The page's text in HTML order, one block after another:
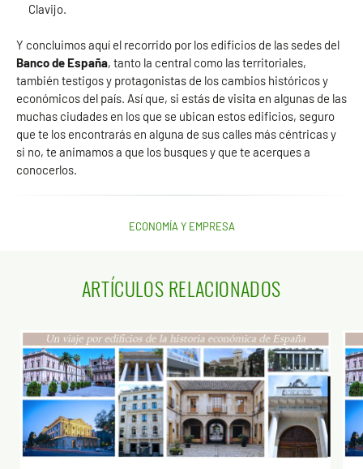
Clavijo.
Y concluimos aquí el recorrido por los edificios de las sedes del
Banco de España, tanto la central como las territoriales,
también testigos y protagonistas de los cambios históricos y
económicos del país. Así que, si estás de visita en algunas de las
muchas ciudades en los que se ubican estos edificios, seguro
que te los encontrarás en alguna de sus calles más céntricas y
si no, te animamos a que los busques y que te acerques a
conocerlos.
ECONOMÍA Y EMPRESA
ARTÍCULOS RELACIONADOS